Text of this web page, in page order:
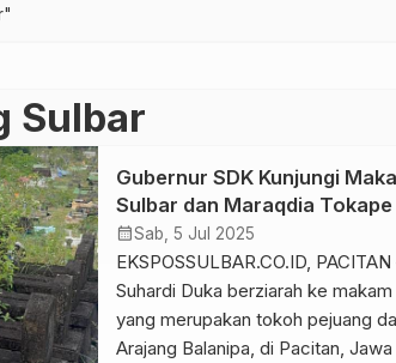
Sulbar
Gubernur SDK Kunjungi
Sulbar dan Maraqdia
Balanipa
calendar_monthSab, 5 Jul 2025
EKSPOSSULBAR.CO.ID,
Suhardi Duka berziarah ke
yang merupakan tokoh pejuang
Arajang Balanipa, di Pacitan,